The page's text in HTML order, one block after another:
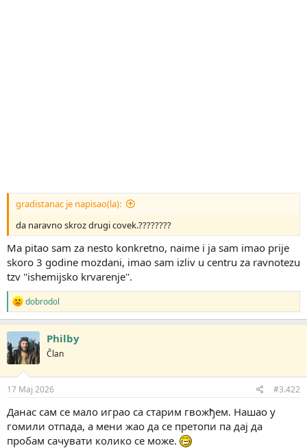
gradistanac je napisao(la):
da naravno skroz drugi covek.????????
Ma pitao sam za nesto konkretno, naime i ja sam imao prije
skoro 3 godine mozdani, imao sam izliv u centru za ravnotezu
tzv ''ishemijsko krvarenje''.
R
e
a
g
o
v
a
n
j
:
dobrodol
Philby
Član
17 Maj 2026 #3.422
Данас сам се мало играо са старим гвожђем. Нашао у
гомили отпада, а мени жао да се претопи па дај да
пробам сачувати колико се може.